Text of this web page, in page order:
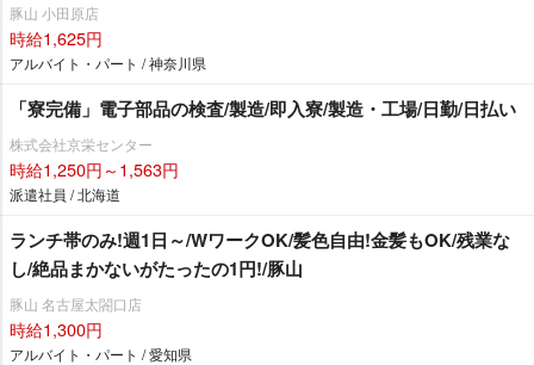
豚山 小田原店
時給1,625円
アルバイト・パート / 神奈川県
「寮完備」電子部品の検査/製造/即入寮/製造・工場/日勤/日払い
株式会社京栄センター
時給1,250円～1,563円
派遣社員 / 北海道
ランチ帯のみ!週1日～/WワークOK/髪色自由!金髪もOK/残業な
し/絶品まかないがたったの1円!/豚山
豚山 名古屋太閤口店
時給1,300円
アルバイト・パート / 愛知県